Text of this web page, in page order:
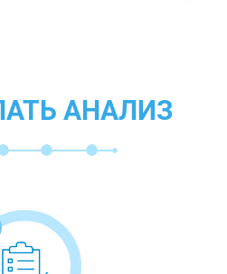
АНАЛИЗ